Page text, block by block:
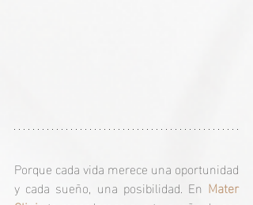
Porque cada vida merece una oportunidad
y cada sueño, una posibilidad. En Mater